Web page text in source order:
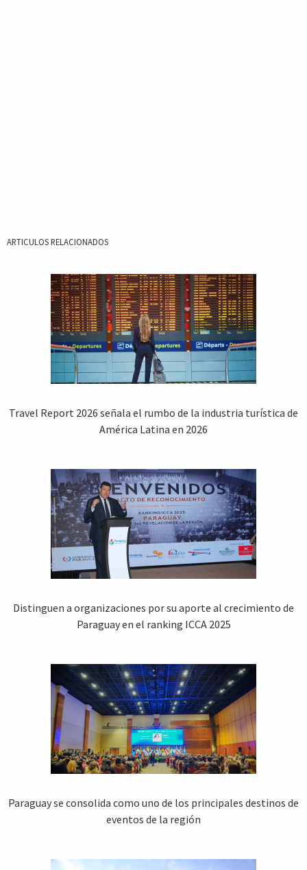
ARTICULOS RELACIONADOS
Travel Report 2026 señala el rumbo de la industria turística de
América Latina en 2026
Distinguen a organizaciones por su aporte al crecimiento de
Paraguay en el ranking ICCA 2025
Paraguay se consolida como uno de los principales destinos de
eventos de la región